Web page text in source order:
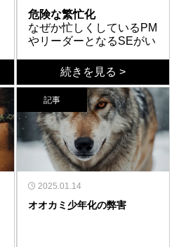
し、期待する結果が得ら
れない場合、その原因は
提供リソースの質や構造
にある可能性が高い。
ンダーもある。それぞれ
に強みがあり、RAGに適
したモデルも存在する。
たとえばCohereの
Command R+やMistralの
Mixtralなどが代表的だ。
目的に応じてLLMを選
び、最適な環境を整える
ことが重要である。
ローカル）に生成AIを構
築する選択肢がある。た
とえばTinyLLaMAやPhi-2
のような軽量モデルか
ら、Nous Hermesや
Mixtralなどの対話・RAG
対応モデルまで選択肢は
豊富だ。これらを活用す
れば、外部にデータを出
さずともAIの恩恵を享受
できる。必要なのは、自
社の目的と環境に適した
判断力である。
具」にすぎない。導入し
ただけで目的が自動的に
達成されるわけではな
い。課題を定義し、適切
な情報を整備し、それを
使いこなす力が必要だ。
RAGがうまくいかないと
感じたら、その原因はリ
ソースや設計のミスマッ
チにあるかもしれない。
危険な繁忙化
なぜか忙しくしているPM
やリーダーとなるSEがい
ーダーが忙しくなると全
体的な最適化や効率的な
運用ができていない可能
性がある。結果として、
無駄に費用がかかった
り、技術的負債が大きく
なったりする。
役割分担の歪み
システムのユーザー側か
ら見ると、SEという見え
方しかしないと思われる
が、実際はシステムの運
用や開発には細かな作業
分担が発生する。この作
業分担ができていない場
合は窓口のSEが余計な作
業を行っている可能性が
ある。役割分担の不均衡
がもたらす忙しさではな
プロセスの確立
たとえば、プログラムが
解析できる人をリーダー
としてしまうと、開発者
に手取り足取り指示をし
てしまうことがある。も
し、リーダーがプログラ
ムレビューなどの作業
俯瞰的視点
木を見て森を見ずという
言葉があるように、リー
ダーとなる人は指針を作
続きを見る >
記事
2025.01.14
オオカミ少年化の弊害